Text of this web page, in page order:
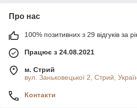
Україніз різною комплектацією — від
продуманий для комфортного
Набори для покеру —
Сучасні
Про нас
100% позитивних з 29 відгуків за
Працює з 24.08.2021
м. Стрий
вул. Заньковецької 2, Стрий,
Контакти